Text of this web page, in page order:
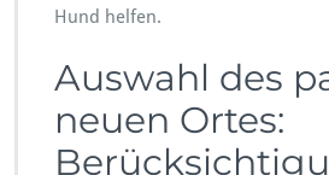
Hund helfen.
Auswahl des
neuen Ortes: